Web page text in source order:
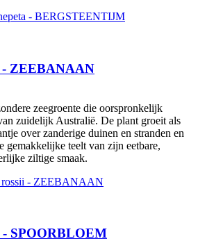
- BERGSTEENTIJM
- ZEEBANAAN
zeegroente die oorspronkelijk
zuidelijk Australië. De plant groeit als
over zanderige duinen en stranden en
gemakkelijke teelt van zijn eetbare,
ziltige smaak.
rossii - ZEEBANAAN
SPOORBLOEM